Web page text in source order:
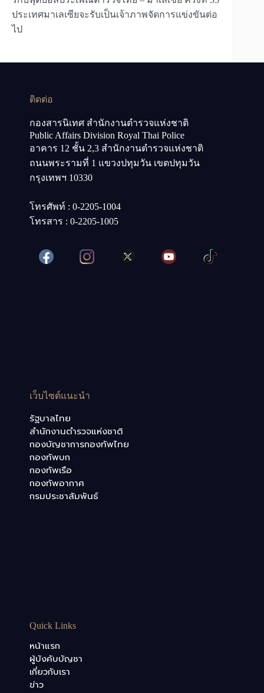
ประเทศมาเลเซียจะรับเป็นเจ้าภาพจัดการแข่งขันต่อ
ไป
ติดต่อ
กองสารนิเทศ สำนักงานตำรวจแห่งชาติ
Public Affairs Division Royal Thai Police
อาคาร 12 ชั้น 2,3 สำนักงานตำรวจแห่งชาติ
ถนนพระรามที่ 1 แขวงปทุมวัน เขตปทุมวัน
กรุงเทพฯ 10330
โทรศัพท์ : 0-2205-1004
โทรสาร : 0-2205-1005
เว็บไซต์แนะนำ
รัฐบาลไทย
สำนักงานตำรวจแห่งชาติ
กองบัญชาการกองทัพไทย
กองทัพบก
กองทัพเรือ
กองทัพอากาศ
กรมประชาสัมพันธ์
Quick Links
หน้าแรก
ผู้บังคับบัญชา
เกี่ยวกับเรา
ข่าว